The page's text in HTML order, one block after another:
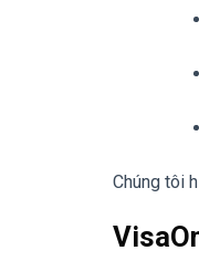
Chúng tôi